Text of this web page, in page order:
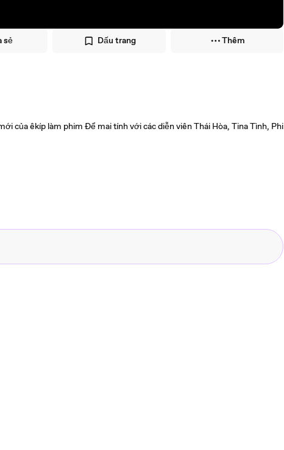
sẻ Dấu trang Thêm
của êkíp làm phim Để mai tính với các diễn viên Thái Hòa, Tina Tình, Phi